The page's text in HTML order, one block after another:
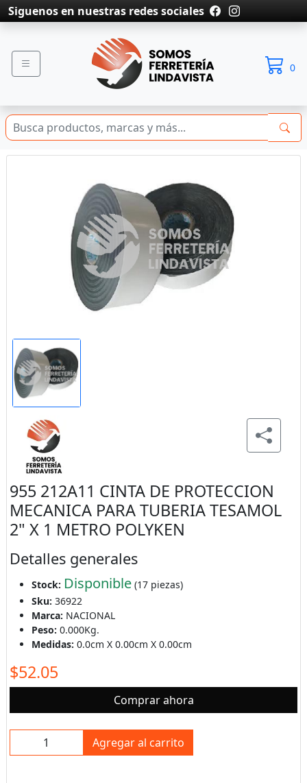
Siguenos en nuestras redes sociales
0
955 212A11 CINTA DE PROTECCION
MECANICA PARA TUBERIA TESAMOL
2" X 1 METRO POLYKEN
Detalles generales
Stock: Disponible(17 piezas)
Sku: 36922
Marca: NACIONAL
Peso: 0.000Kg.
Medidas: 0.0cm X 0.00cm X 0.00cm
$52.05
Comprar ahora
Agregar al carrito